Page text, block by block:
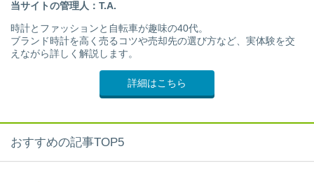
当サイトの管理人：T.A.
時計とファッションと自転車が趣味の40代。
ブランド時計を高く売るコツや売却先の選び方など、実体験を交
えながら詳しく解説します。
詳細はこちら
おすすめの記事TOP5